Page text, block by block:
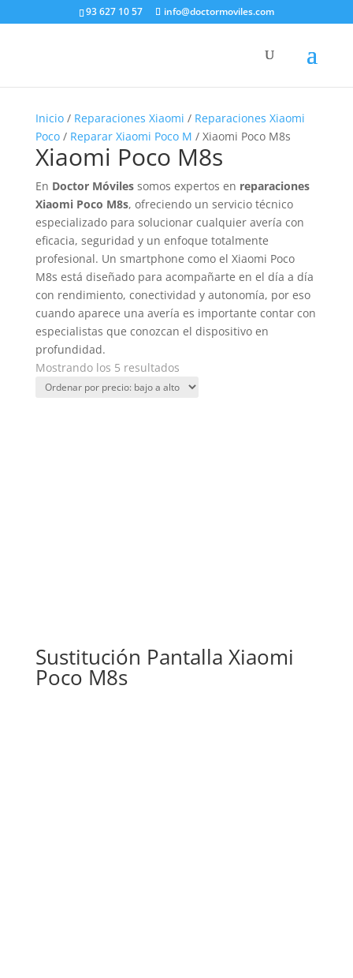
93 627 10 57 info@doctormoviles.com
Inicio/ Reparaciones Xiaomi / Reparaciones Xiaomi
Poco/ Reparar Xiaomi Poco M / Xiaomi Poco M8s
Xiaomi Poco M8s
En Doctor Móvilessomos expertos en reparaciones
Xiaomi Poco M8s, ofreciendo un servicio técnico
especializado para solucionar cualquier avería con
eficacia, seguridad y un enfoque totalmente
profesional. Un smartphone como el Xiaomi Poco
M8s está diseñado para acompañarte en el día a día
con rendimiento, conectividad y autonomía, por eso
cuando aparece una avería es importante contar con
especialistas que conozcan el dispositivo en
profundidad.
Mostrando los 5 resultadosOrdenado
por
Sustitución Pantalla Xiaomi
Poco M8s